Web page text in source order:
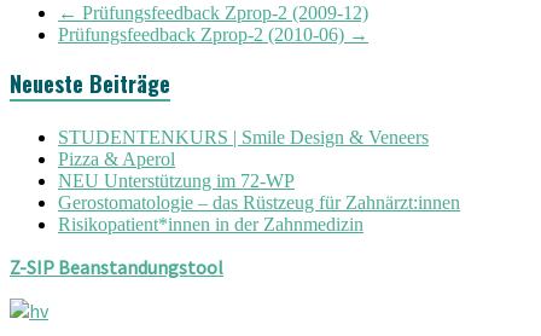
← Prüfungsfeedback Zprop-2 (2009-12)
Prüfungsfeedback Zprop-2 (2010-06) →
Neueste Beiträge
STUDENTENKURS | Smile Design & Veneers
Pizza & Aperol
NEU Unterstützung im 72-WP
Gerostomatologie – das Rüstzeug für Zahnärzt:innen
Risikopatient*innen in der Zahnmedizin
Z-SIP Beanstandungstool